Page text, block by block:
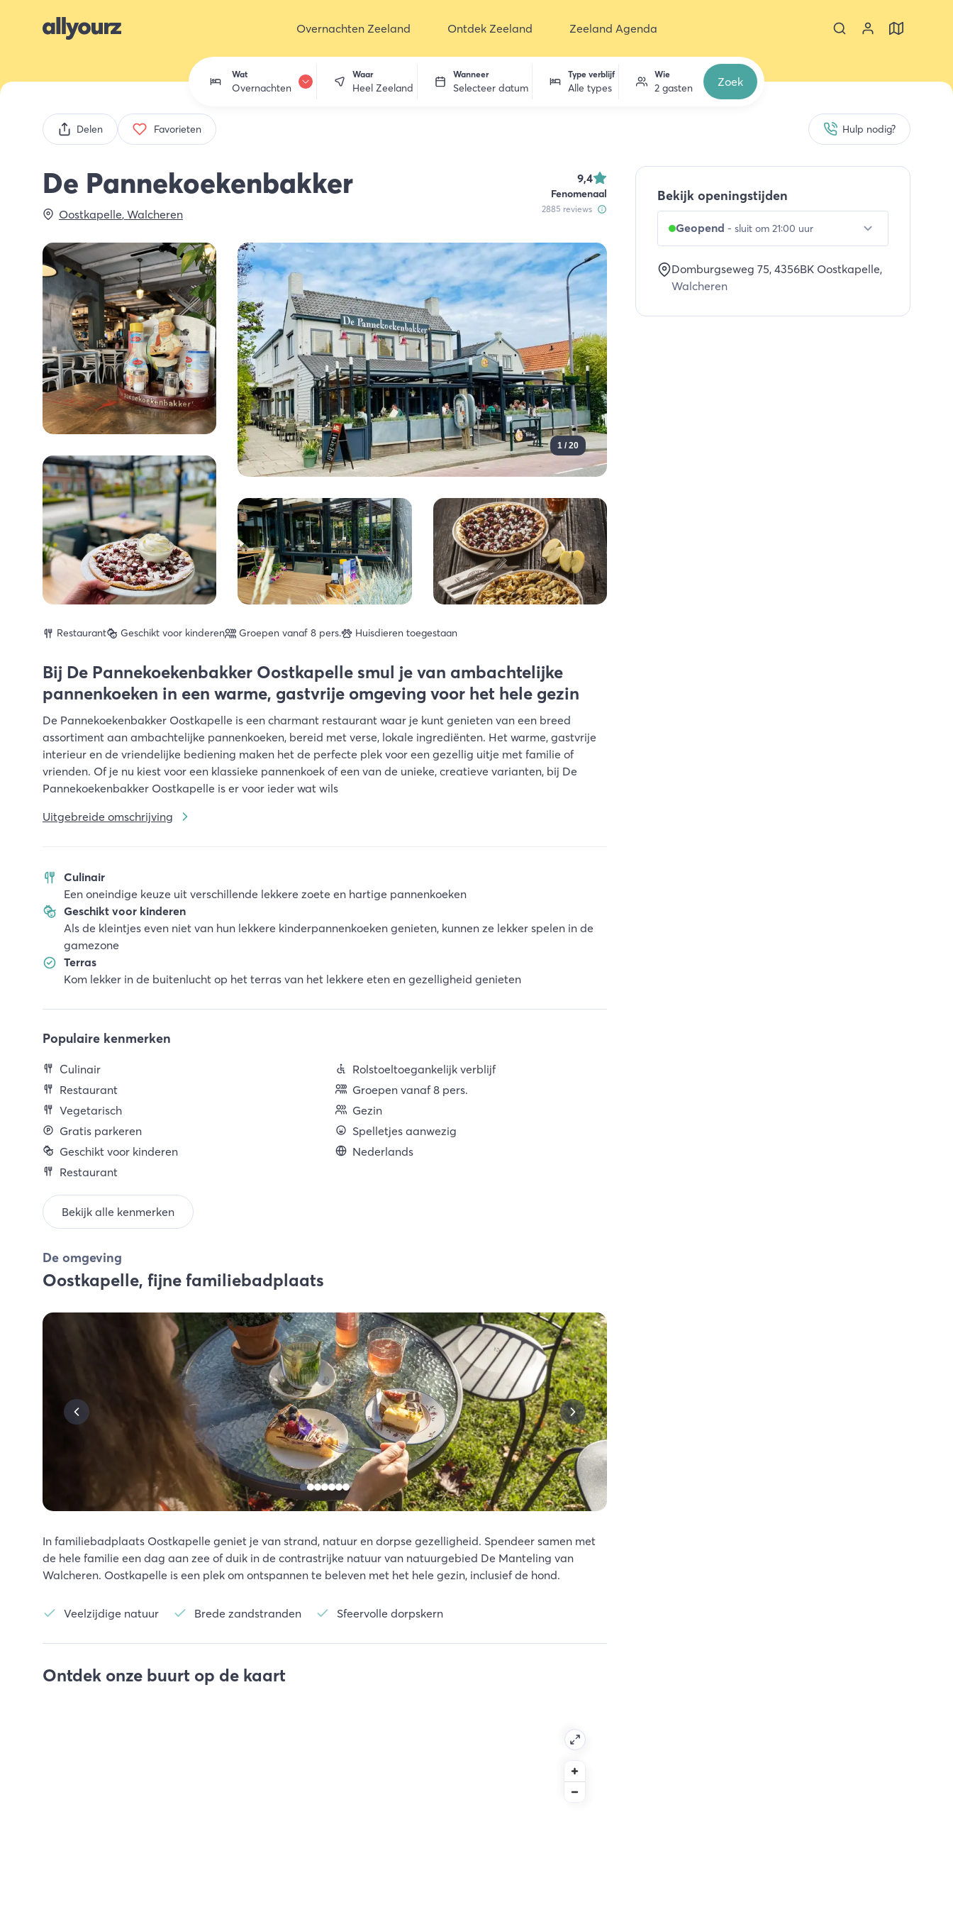
Overnachten Zeeland Ontdek Zeeland Zeeland Agenda
Wat
Overnachten
Activiteiten
Zeeland ontdekken
Waar
Heel Zeeland
Wanneer
Selecteer datum
Type verblijf
Alle types
Wie
2 gasten Zoek
Delen Favorieten Hulp nodig?
De Pannekoekenbakker 9,4
Fenomenaal
2885 reviews
Oostkapelle, Walcheren
1 / 20
Restaurant Geschikt voor kinderen Groepen vanaf 8 pers. Huisdieren toegestaan
Bij De Pannekoekenbakker Oostkapelle smul je van ambachtelijke
pannenkoeken in een warme, gastvrije omgeving voor het hele gezin
De Pannekoekenbakker Oostkapelle is een charmant restaurant waar je kunt genieten van een breed
assortiment aan ambachtelijke pannenkoeken, bereid met verse, lokale ingrediënten. Het warme, gastvrije
interieur en de vriendelijke bediening maken het de perfecte plek voor een gezellig uitje met familie of
vrienden. Of je nu kiest voor een klassieke pannenkoek of een van de unieke, creatieve varianten, bij De
Pannekoekenbakker Oostkapelle is er voor ieder wat wils
Uitgebreide omschrijving
Culinair
Een oneindige keuze uit verschillende lekkere zoete en hartige pannenkoeken
Geschikt voor kinderen
Als de kleintjes even niet van hun lekkere kinderpannenkoeken genieten, kunnen ze lekker spelen in de
gamezone
Terras
Kom lekker in de buitenlucht op het terras van het lekkere eten en gezelligheid genieten
Populaire kenmerken
Culinair
Restaurant
Vegetarisch
Gratis parkeren
Geschikt voor kinderen
Restaurant
Rolstoeltoegankelijk verblijf
Groepen vanaf 8 pers.
Gezin
Spelletjes aanwezig
Nederlands
Bekijk alle kenmerken
De omgeving
Oostkapelle, fijne familiebadplaats
In familiebadplaats Oostkapelle geniet je van strand, natuur en dorpse gezelligheid. Spendeer samen met
de hele familie een dag aan zee of duik in de contrastrijke natuur van natuurgebied De Manteling van
Walcheren. Oostkapelle is een plek om ontspannen te beleven met het hele gezin, inclusief de hond.
Veelzijdige natuur Brede zandstranden Sfeervolle dorpskern
Ontdek onze buurt op de kaart
Bekijk openingstijden
Geopend - sluit om 21:00 uur
Domburgseweg 75, 4356BK Oostkapelle,
Walcheren